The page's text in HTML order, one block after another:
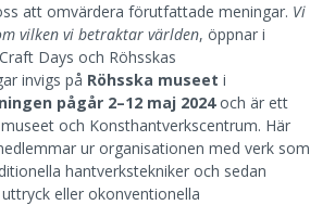
att omvärdera förutfattade meningar. Vi
vilken vi betraktar världen, öppnar i
Days och Röhsskas
invigs på Röhsska museet i
pågår 2–12 maj 2024och är ett
och Konsthantverkscentrum. Här
ur organisationen med verk som
hantverkstekniker och sedan
eller okonventionella